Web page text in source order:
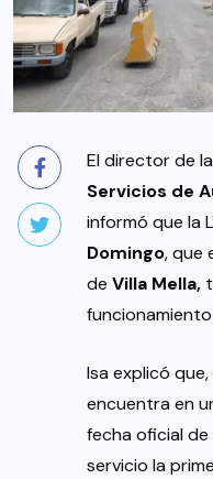
El director de la
Servicios de
informó que la
Domingo, que
de Villa Mella,
Isa explicó
encuentra en
fecha oficial de
servicio la